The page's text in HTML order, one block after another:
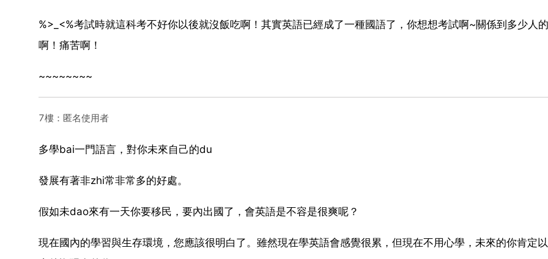
%>_<%考試時就這科考不好你以後就沒飯吃啊！其實英語已經成了一種國語了，你想想考試啊~關係到多少人
啊！痛苦啊！
~~~~~~~~
7樓：匿名使用者
多學bai一門語言，對你未來自己的du
發展有著非zhi常非常多的好處。
假如未dao來有一天你要移民，要內出國了，會英語是不容是很爽呢？
現在國內的學習與生存環境，您應該很明白了。雖然現在學英語會感覺很累，但現在不用心學，未來的你肯定